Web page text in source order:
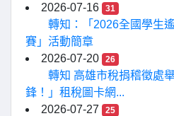
2026-07-16
31
轉知：「2026全國學生
賽」活動簡章
2026-07-20
26
轉知 高雄市稅捐稽徵處
鋒！」租稅圖卡網...
2026-07-27
25